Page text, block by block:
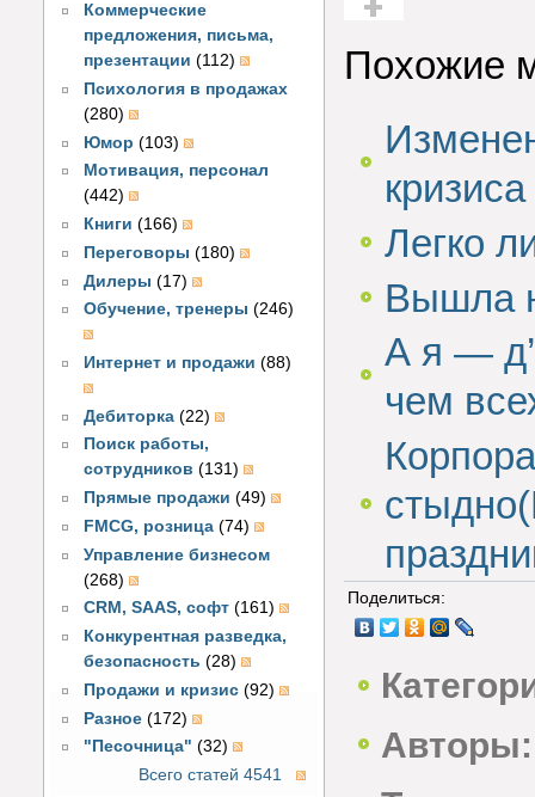
Коммерческие
предложения, письма,
презентации (112)
Психология в продажах
(280)
Юмор (103)
Мотивация, персонал
(442)
Книги (166)
Переговоры (180)
Дилеры (17)
Обучение, тренеры (246)
Интернет и продажи (88)
Дебиторка (22)
Поиск работы,
сотрудников (131)
Прямые продажи (49)
FMCG, розница (74)
Управление бизнесом
(268)
CRM, SAAS, софт (161)
Конкурентная разведка,
безопасность (28)
Продажи и кризис (92)
Разное (172)
"Песочница" (32)
Всего статей 4541
Похожие
Легко
Вышла
А я —
чем
Поделиться:
Авторы: